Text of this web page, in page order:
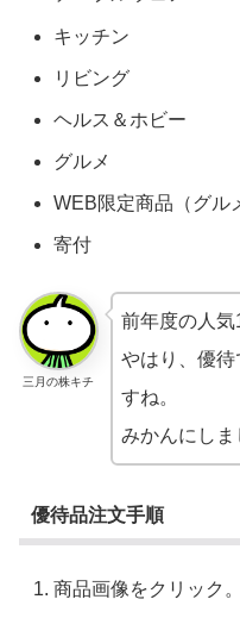
キッチン
リビング
ヘルス＆ホビー
グルメ
WEB限定商品（グル
寄付
三月の株キチ
前年度の人気
やはり、優
すね。
みかんにしま
優待品注文手順
商品画像をクリック。